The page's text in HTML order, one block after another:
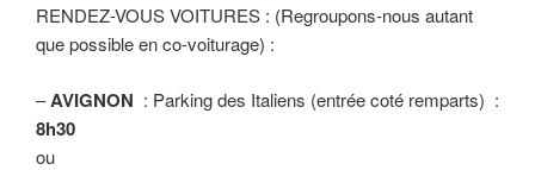
RENDEZ-VOUS VOITURES : (Regroupons-nous autant
que possible en co-voiturage) :
–AVIGNON : Parking des Italiens (entrée coté remparts) :
8h30
ou